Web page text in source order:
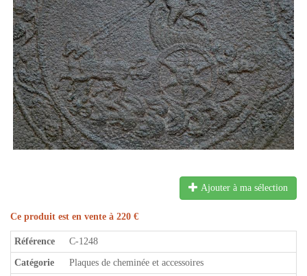
Ajouter à ma sélection
Ce produit est en vente à 220 €
Référence C-1248
Catégorie Plaques de cheminée et accessoires